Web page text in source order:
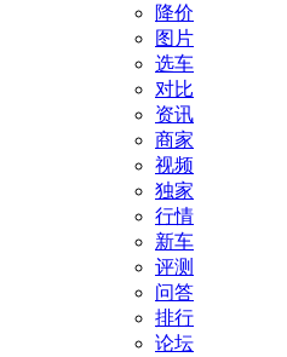
降价
图片
选车
对比
资讯
商家
视频
独家
行情
新车
评测
问答
排行
论坛